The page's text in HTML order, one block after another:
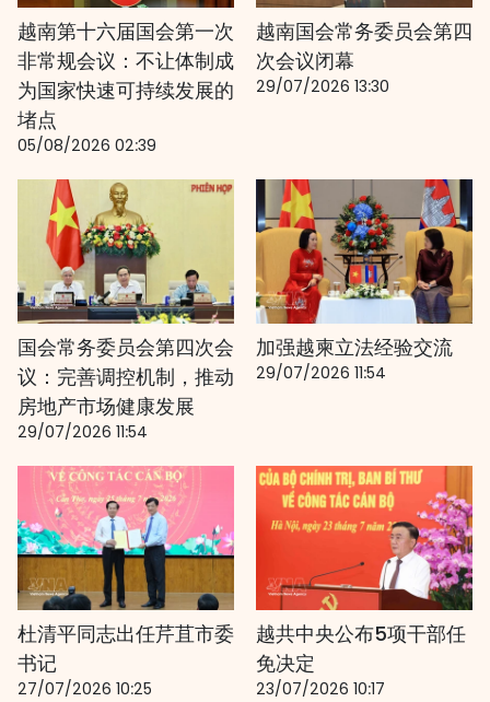
越南第十六届国会第一次
非常规会议：不让体制成
为国家快速可持续发展的
堵点
05/08/2026 02:39
越南国会常务委员会第四
次会议闭幕
29/07/2026 13:30
国会常务委员会第四次会
议：完善调控机制，推动
房地产市场健康发展
29/07/2026 11:54
加强越柬立法经验交流
29/07/2026 11:54
杜清平同志出任芹苴市委
书记
27/07/2026 10:25
越共中央公布5项干部任
免决定
23/07/2026 10:17